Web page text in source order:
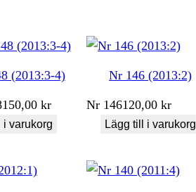
(2013:3-4)
150,00 kr
i varukorg
Nr 146 (2013:2)
Nr 146120,00kr
Lägg till i varukorg